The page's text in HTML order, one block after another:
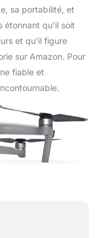
sa portabilité, et
étonnant qu’il soit
et qu’il figure
sur Amazon. Pour
fiable et